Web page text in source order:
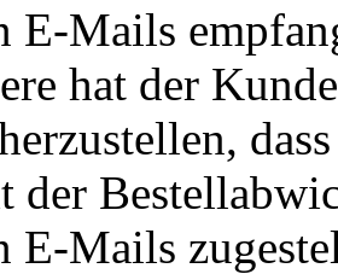
E-Mails
hat der
der
E-Mails